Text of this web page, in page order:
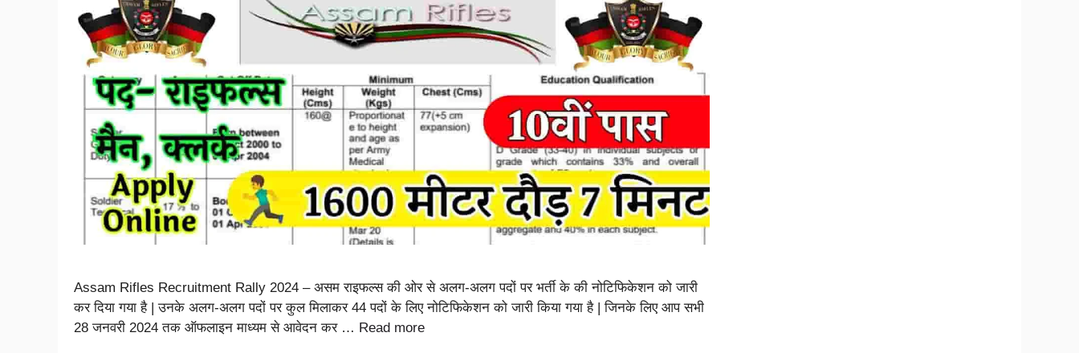
Assam Rifles Recruitment Rally 2024 – असम राइफल्स की ओर से अलग-अलग पदों पर भर्ती के की नोटिफिकेशन को जारी
कर दिया गया है | उनके अलग-अलग पदों पर कुल मिलाकर 44 पदों के लिए नोटिफिकेशन को जारी किया गया है | जिनके लिए आप सभी
28 जनवरी 2024 तक ऑफलाइन माध्यम से आवेदन कर … Read more